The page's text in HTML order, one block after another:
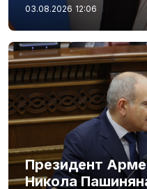
03.08.2026 12:06
Президент
Никола